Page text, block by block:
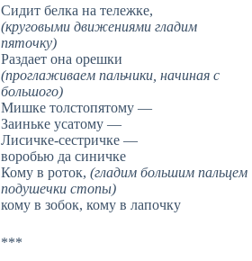
Сидит белка на тележке,
(круговыми движениями гладим
пяточку)
Раздает она орешки
(проглаживаем пальчики, начиная с
большого)
Мишке толстопятому —
Заиньке усатому —
Лисичке-сестричке —
воробью да синичке
Кому в роток, (гладим большим пальцем
подушечки стопы)
кому в зобок, кому в лапочку
***